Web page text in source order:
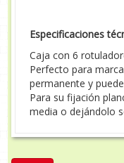
Especificaciones
Caja con 6
Perfecto para
permanente y
Para su fijación
media o dejándolo